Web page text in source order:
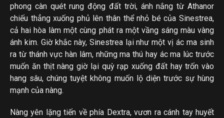
phong càn quét rung động đất trời, ánh nắng từ Athanor
chiếu thẳng xuống phủ lên thân thể nhỏ bé của Sinestrea,
cả hai hòa làm một cùng phát ra một vầng sáng màu vàng
ánh kim. Giờ khắc này, Sinestrea lại như một vị ác ma sinh
ra từ thánh vực hàn lâm, những ma thú hay ác ma lúc trước
muốn ăn thịt nàng giờ lại quỳ rạp xuống đất hay trốn vào
hang sâu, chúng tuyệt không muốn lộ diện trước sự hùng
mạnh của nàng.
Nàng yên lặng tiến về phía Dextra, vươn ra cánh tay huyết